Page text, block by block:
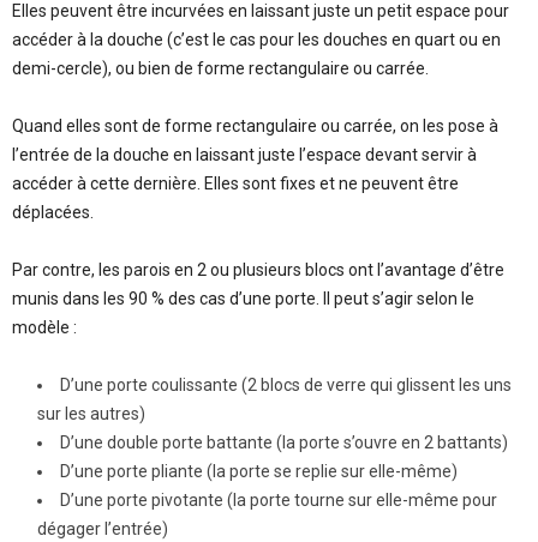
Elles peuvent être incurvées en laissant juste un petit espace pour
accéder à la douche (c’est le cas pour les douches en quart ou en
demi-cercle), ou bien de forme rectangulaire ou carrée.
Quand elles sont de forme rectangulaire ou carrée, on les pose à
l’entrée de la douche en laissant juste l’espace devant servir à
accéder à cette dernière. Elles sont fixes et ne peuvent être
déplacées.
Par contre, les parois en 2 ou plusieurs blocs ont l’avantage d’être
munis dans les 90 % des cas d’une porte. Il peut s’agir selon le
modèle :
D’une porte coulissante (2 blocs de verre qui glissent les uns
sur les autres)
D’une double porte battante (la porte s’ouvre en 2 battants)
D’une porte pliante (la porte se replie sur elle-même)
D’une porte pivotante (la porte tourne sur elle-même pour
dégager l’entrée)